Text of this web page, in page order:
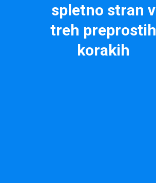
spletno stran v
treh preprostih
korakih